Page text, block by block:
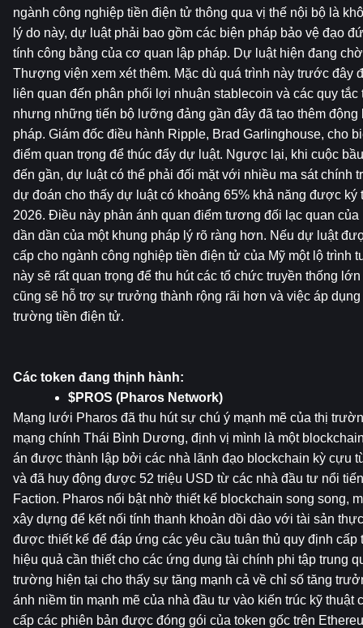
ngành công nghiệp tiền điện tử thông qua vị thế nội bộ là
lý do này, dự luật phải bao gồm các biện pháp bảo vệ đạo
tính công bằng của cơ quan lập pháp. Dự luật hiện đang
Thượng viện xem xét thêm. Mặc dù quá trình này trước đây
liên quan đến phân phối lợi nhuận stablecoin và các quy tắc
nhưng những tiến bộ lưỡng đảng gần đây đã tạo thêm
pháp. Giám đốc điều hành Ripple, Brad Garlinghouse, cho
điểm quan trọng để thúc đẩy dự luật. Ngược lại, khi cuộc
đến gần, dự luật có thể phải đối mặt với nhiều ma sát chính
dự đoán cho thấy dự luật có khoảng 65% khả năng được ký
2026. Điều này phản ánh quan điểm tương đối lạc quan
dần dần của một khung pháp lý rõ ràng hơn. Nếu dự luật
cấp cho ngành công nghiệp tiền điện tử của Mỹ một lộ trình
này sẽ rất quan trọng để thu hút các tổ chức truyền thống
cũng sẽ hỗ trợ sự trưởng thành rộng rãi hơn và việc áp
trường tiền điện tử.
Các token đang thịnh hành:
$PROS (Pharos Network)
Mạng lưới Pharos đã thu hút sự chú ý mạnh mẽ của thị
mạng chính Thái Bình Dương, định vị mình là một
án được thành lập bởi các nhà lãnh đạo blockchain kỳ cựu
và đã huy động được 52 triệu USD từ các nhà đầu tư nổi
Faction. Pharos nổi bật nhờ thiết kế blockchain song song,
xây dựng để kết nối tính thanh khoản dồi dào với tài sản
được thiết kế để đáp ứng các yêu cầu tuân thủ quy định cấp
hiệu quả cần thiết cho các ứng dụng tài chính phi tập trung
trường hiện tại cho thấy sự tăng mạnh cả về chỉ số tăng
ánh niềm tin mạnh mẽ của nhà đầu tư vào kiến ​​trúc kỹ thuật
cấp các phiên bản được đóng gói của token gốc trên